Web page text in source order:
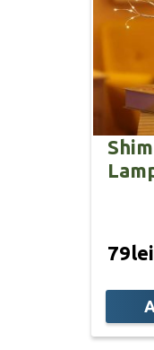
79lei